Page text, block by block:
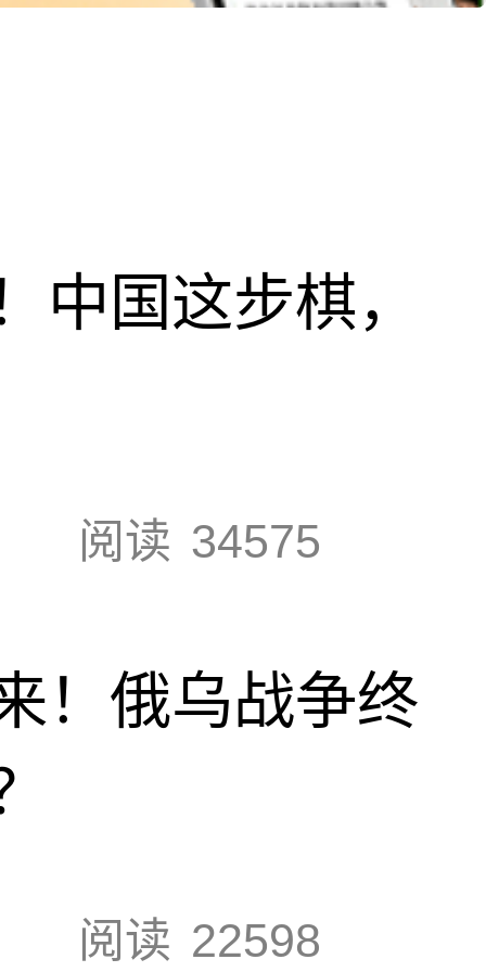
中国这步棋，
阅读 34575
！俄乌战争终
阅读 22598